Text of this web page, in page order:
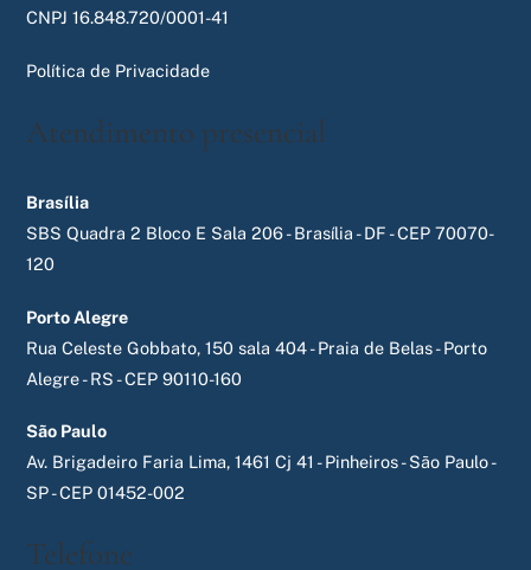
CNPJ 16.848.720/0001-41
Política de Privacidade
Atendimento presencial
Brasília
SBS Quadra 2 Bloco E Sala 206 - Brasília - DF - CEP 70070-
120
Porto Alegre
Rua Celeste Gobbato, 150 sala 404 - Praia de Belas - Porto
Alegre - RS - CEP 90110-160
São Paulo
Av. Brigadeiro Faria Lima, 1461 Cj 41 - Pinheiros - São Paulo -
SP - CEP 01452-002
Telefone